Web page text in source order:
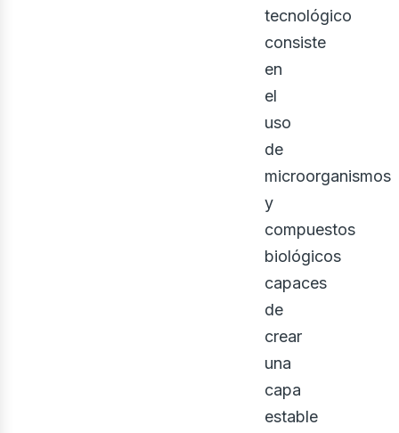
tecnológico
consiste
en
el
uso
de
microorganismos
y
compuestos
biológicos
capaces
de
crear
una
capa
estable